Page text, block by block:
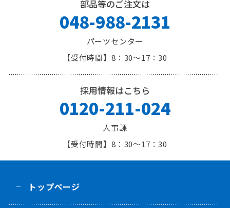
部品等のご注文は
048-988-2131
パーツセンター
8：30～17：30
採用情報はこちら
0120-211-024
人事課
8：30～17：30
トップページ